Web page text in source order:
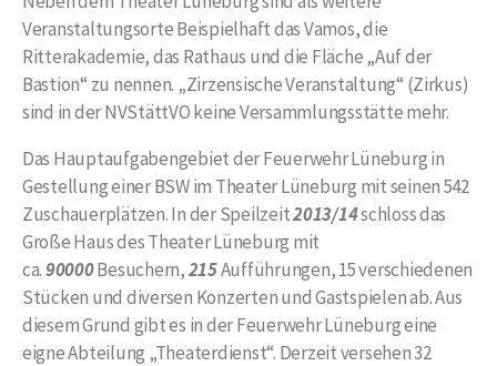
Veranstaltungsorte Beispielhaft das Vamos, die
Ritterakademie, das Rathaus und die Fläche „Auf der
Bastion“ zu nennen. „Zirzensische Veranstaltung“ (Zirkus)
sind in der NVStättVO keine Versammlungsstätte mehr.
Das Hauptaufgabengebiet der Feuerwehr Lüneburg in
Gestellung einer BSW im Theater Lüneburg mit seinen 542
Zuschauerplätzen. In der Speilzeit2013/14schloss das
Große Haus des Theater Lüneburg mit
ca.90000Besuchern,215Aufführungen, 15 verschiedenen
Stücken und diversen Konzerten und Gastspielen ab. Aus
diesem Grund gibt es in der Feuerwehr Lüneburg eine
eigne Abteilung „Theaterdienst“. Derzeit versehen 32